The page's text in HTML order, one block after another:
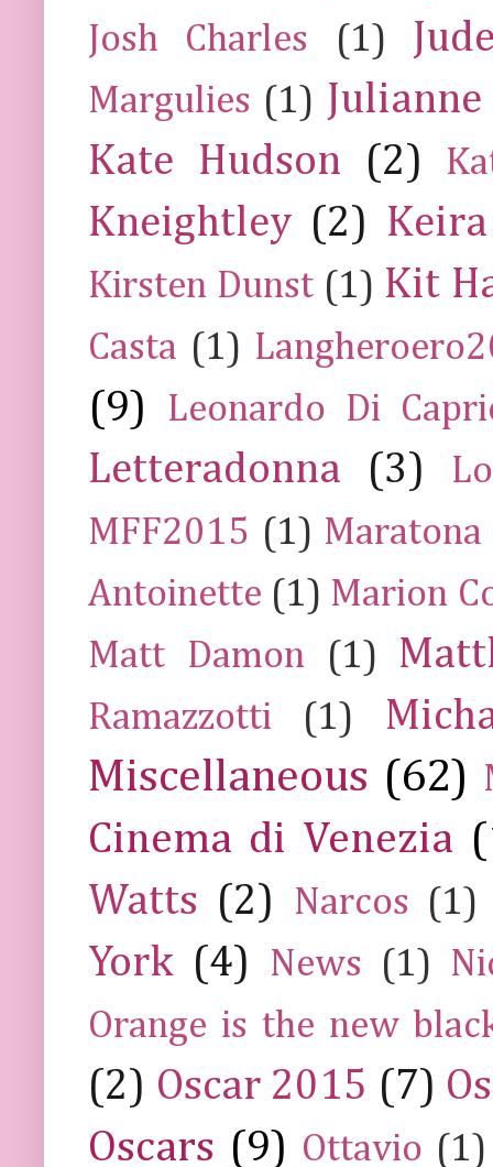
Josh Charles
(1)
Margulies (1)
Kate Hudson
(2)
Kneightley (2)
Kirsten Dunst (1) Kit
Casta (1)
(9) Leonardo Di
Letteradonna (3)
MFF2015 (1) Maratona
Antoinette (1) Marion
Matt Damon
(1)
Ramazzotti (1)
Miscellaneous (62)
Cinema di Venezia
Watts (2) Narcos (1)
York (4) News (1)
Orange is the new
(2) Oscar 2015 (7)
Oscars (9) Ottavio (1)